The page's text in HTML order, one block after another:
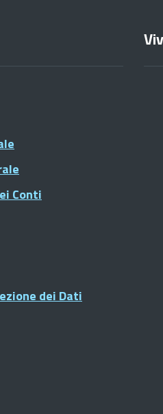
Conti
dei Dati